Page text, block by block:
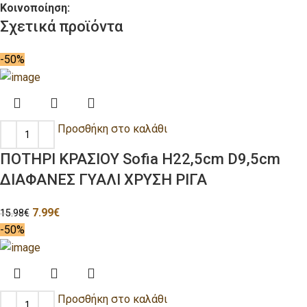
Κοινοποίηση:
Σχετικά προϊόντα
-50%
Προσθήκη στο καλάθι
ΠΟΤΗΡΙ ΚΡΑΣΙΟΥ Sofia H22,5cm D9,5cm
ΔΙΑΦΑΝΕΣ ΓΥΑΛΙ ΧΡΥΣΗ ΡΙΓΑ
15.98€ 7.99€
-50%
Προσθήκη στο καλάθι